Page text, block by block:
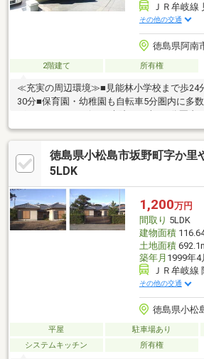
ＪＲ牟岐線
その他の交通
徳島県阿南
2階建て 所有権
≪充実の周辺環境≫■見能林小学校まで歩24
30分■保育園・幼稚園も自転車5分圏内に多
徳島県小松島市坂野町字か里
5LDK
1,200万円
間取り 5LDK
建物面積
土地面積
築年月 1999年
ＪＲ牟岐線
その他の交通
徳島県小松
平屋 駐車場あり
システムキッチン
所有権